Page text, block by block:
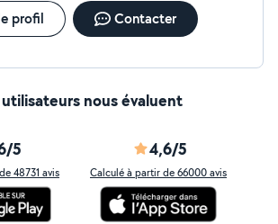
profil Contacter
nous évaluent
5
48731 avis
4,6/5
Calculé à partir de 66000 avis